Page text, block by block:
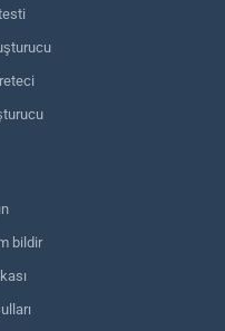
bildir